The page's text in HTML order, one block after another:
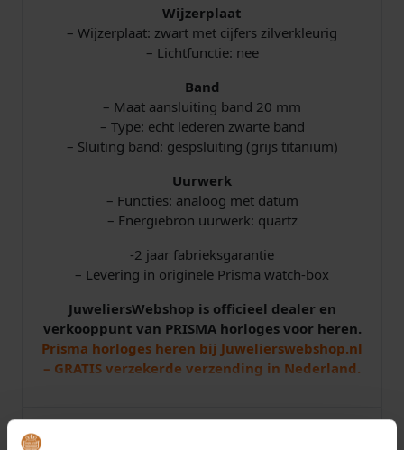
Wijzerplaat
– Wijzerplaat: zwart met cijfers zilverkleurig
– Lichtfunctie: nee
Band
– Maat aansluiting band 20 mm
– Type: echt lederen zwarte band
– Sluiting band: gespsluiting (grijs titanium)
Uurwerk
– Functies: analoog met datum
– Energiebron uurwerk: quartz
-2 jaar fabrieksgarantie
– Levering in originele Prisma watch-box
JuweliersWebshop is officieel dealer en
verkooppunt van PRISMA horloges voor heren.
Prisma horloges heren bij Juwelierswebshop.nl
– GRATIS verzekerde verzending in Nederland.